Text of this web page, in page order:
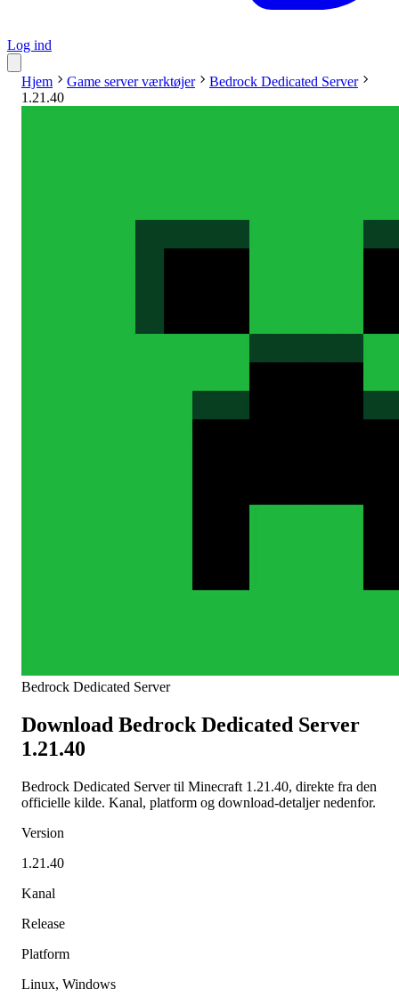
Log ind
Hjem Game server værktøjer
Bedrock Dedicated Server
1.21.40
Bedrock Dedicated Server
Download Bedrock Dedicated Server
1.21.40
Bedrock Dedicated Server til Minecraft 1.21.40, direkte fra den
officielle kilde. Kanal, platform og download-detaljer nedenfor.
Version
1.21.40
Kanal
Release
Platform
Linux, Windows